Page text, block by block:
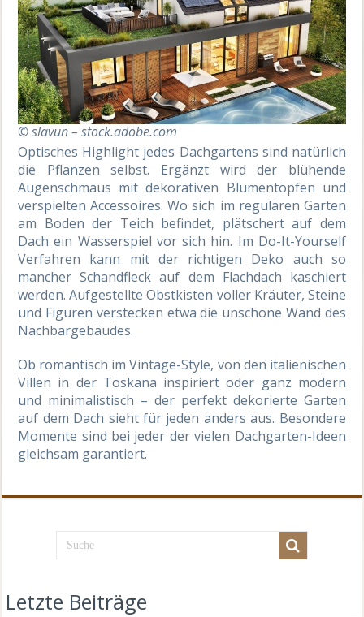
© slavun – stock.adobe.com
Optisches Highlight jedes Dachgartens sind natürlich
die Pflanzen selbst. Ergänzt wird der blühende
Augenschmaus mit dekorativen Blumentöpfen und
verspielten Accessoires. Wo sich im regulären Garten
am Boden der Teich befindet, plätschert auf dem
Dach ein Wasserspiel vor sich hin. Im Do-It-Yourself
Verfahren kann mit der richtigen Deko auch so
mancher Schandfleck auf dem Flachdach kaschiert
werden. Aufgestellte Obstkisten voller Kräuter, Steine
und Figuren verstecken etwa die unschöne Wand des
Nachbargebäudes.
Ob romantisch im Vintage-Style, von den italienischen
Villen in der Toskana inspiriert oder ganz modern
und minimalistisch – der perfekt dekorierte Garten
auf dem Dach sieht für jeden anders aus. Besondere
Momente sind bei jeder der vielen Dachgarten-Ideen
gleichsam garantiert.
Letzte Beiträge